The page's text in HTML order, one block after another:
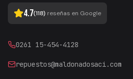
4.7(118) reseñas en Google
0261 15-454-4128
repuestos@maldonadosaci.com